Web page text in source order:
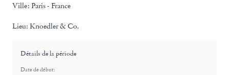
Ville: Paris - France
Lieu: Knoedler & Co.
Détails de la période
Date de début: